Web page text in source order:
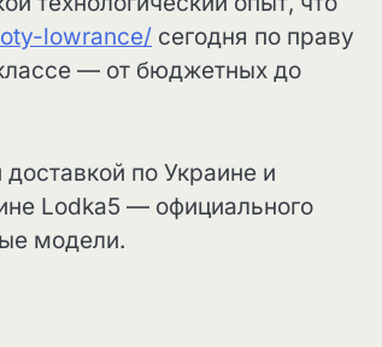
lowrance/ сегодня по праву
— от бюджетных до
по Украине и
Lodka5 — официального
модели.